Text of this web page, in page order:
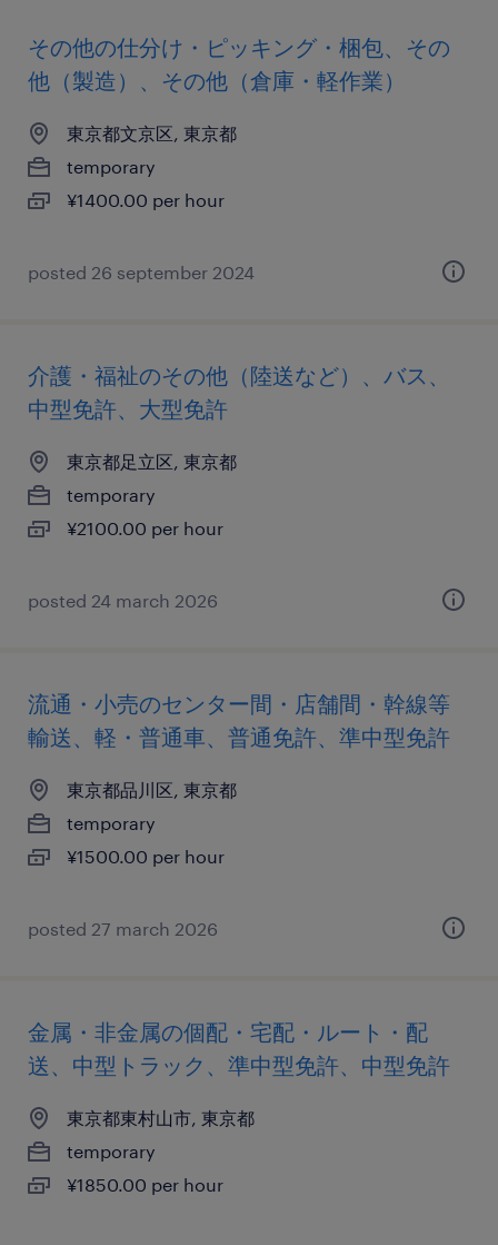
その他の仕分け・ピッキング・梱包、その
他（製造）、その他（倉庫・軽作業）
東京都文京区, 東京都
temporary
¥1400.00 per hour
posted 26 september 2024
介護・福祉のその他（陸送など）、バス、
中型免許、大型免許
東京都足立区, 東京都
temporary
¥2100.00 per hour
posted 24 march 2026
流通・小売のセンター間・店舗間・幹線等
輸送、軽・普通車、普通免許、準中型免許
東京都品川区, 東京都
temporary
¥1500.00 per hour
posted 27 march 2026
金属・非金属の個配・宅配・ルート・配
送、中型トラック、準中型免許、中型免許
東京都東村山市, 東京都
temporary
¥1850.00 per hour